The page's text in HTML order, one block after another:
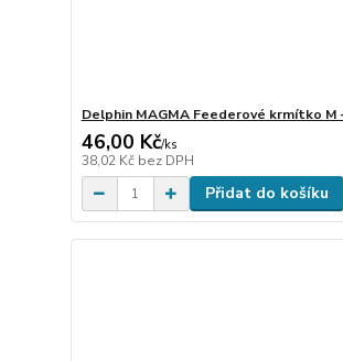
Delphin MAGMA Feederové krmítko M
46,00 Kč/ks
38,02 Kč bez DPH
Přidat do košíku